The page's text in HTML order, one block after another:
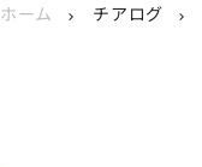
ホーム chevron_right チアログ chevron_right